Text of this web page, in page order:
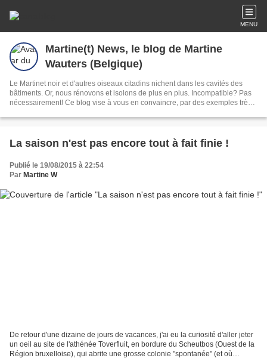
MENU
Martine(t) News, le blog de Martine
Wauters (Belgique)
Le Martinet noir et d'autres oiseaux citadins nichent dans les cavités des
bâtiments. Or, nous rénovons et isolons de plus en plus. Incompatible? Pas
nécessairement! Ce blog vise à vous en convaincre, par des exemples très
La saison n'est pas encore tout à fait finie !
Publié le 19/08/2015 à 22:54
Par Martine W
De retour d'une dizaine de jours de vacances, j'ai eu la curiosité d'aller jeter
un oeil au site de l'athénée Toverfluit, en bordure du Scheutbos (Ouest de la
Région bruxelloise), qui abrite une grosse colonie "spontanée" (et où